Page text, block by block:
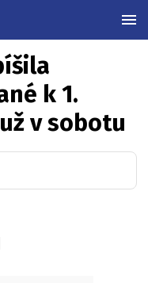
k 1.
v sobotu